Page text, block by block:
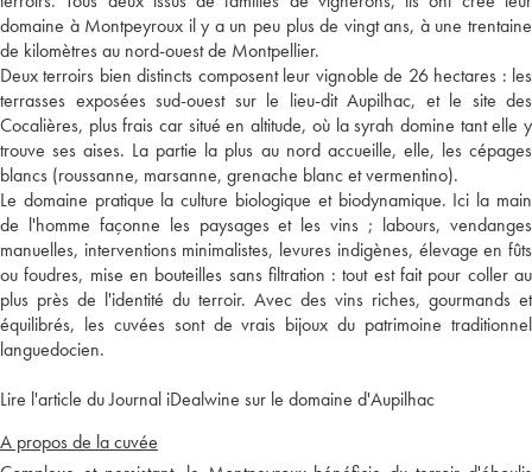
domaine à Montpeyroux il y a un peu plus de vingt ans, à une trentaine
de kilomètres au nord-ouest de Montpellier.
Deux terroirs bien distincts composent leur vignoble de 26 hectares : les
terrasses exposées sud-ouest sur le lieu-dit Aupilhac, et le site des
Cocalières, plus frais car situé en altitude, où la syrah domine tant elle y
trouve ses aises. La partie la plus au nord accueille, elle, les cépages
blancs (roussanne, marsanne, grenache blanc et vermentino).
Le domaine pratique la culture biologique et biodynamique. Ici la main
de l'homme façonne les paysages et les vins ; labours, vendanges
manuelles, interventions minimalistes, levures indigènes, élevage en fûts
ou foudres, mise en bouteilles sans filtration : tout est fait pour coller au
plus près de l'identité du terroir. Avec des vins riches, gourmands et
équilibrés, les cuvées sont de vrais bijoux du patrimoine traditionnel
languedocien.
Lire l'article du Journal iDealwine sur le domaine d'Aupilhac
A propos de la cuvée